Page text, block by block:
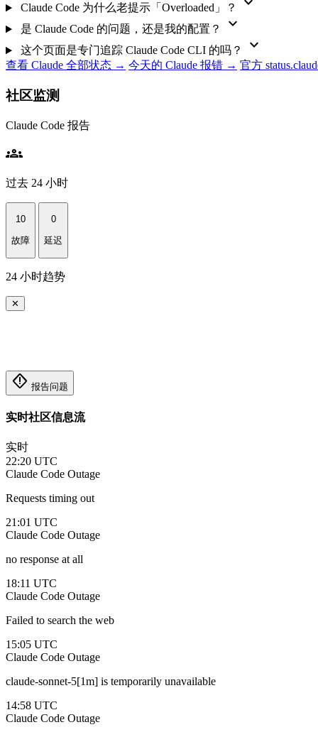
Claude Code 为什么老提示「Overloaded」？
是 Claude Code 的问题，还是我的配置？ expand_more
这个页面是专门追踪 Claude Code CLI 的吗？ expand_more
查看 Claude 全部状态 → 今天的 Claude 报错 → 官方
社区监测
Claude Code 报告
groups
过去 24 小时
10
故障
0
延迟
24 小时趋势
✕
emergency_home 报告问题
实时社区信息流
实时
22:20 UTC
Claude Code Outage
Requests timing out
21:01 UTC
Claude Code Outage
no response at all
18:11 UTC
Claude Code Outage
Failed to search the web
15:05 UTC
Claude Code Outage
claude-sonnet-5[1m] is temporarily unavailable
14:58 UTC
Claude Code Outage